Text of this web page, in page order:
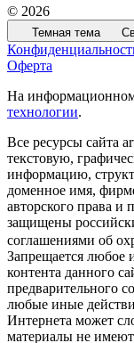
© 2026
Темная тема
Оферта
На
технологии.
Все ресурсы сайта
текстовую,
информацию,
доменное имя,
авторского права и
защищены
соглашениями об
Запрещается любое
контента данного
предварительного
любые иные
Интернета может
материалы не